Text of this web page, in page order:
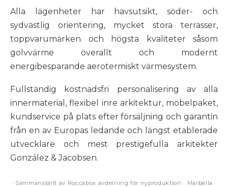
Alla lägenheter har havsutsikt, söder- och
sydvästlig orientering, mycket stora terrasser,
toppvarumärken och högsta kvaliteter såsom
golvvärme överallt och modernt
energibesparande aerotermiskt värmesystem.
Fullständig kostnadsfri personalisering av alla
innermaterial, flexibel inre arkitektur, möbelpaket,
kundservice på plats efter försäljning och garantin
från en av Europas ledande och längst etablerade
utvecklare och mest prestigefulla arkitekter
González & Jacobsen.
Sammanställt av Roccabox avdelning för nyproduktion · Marbella